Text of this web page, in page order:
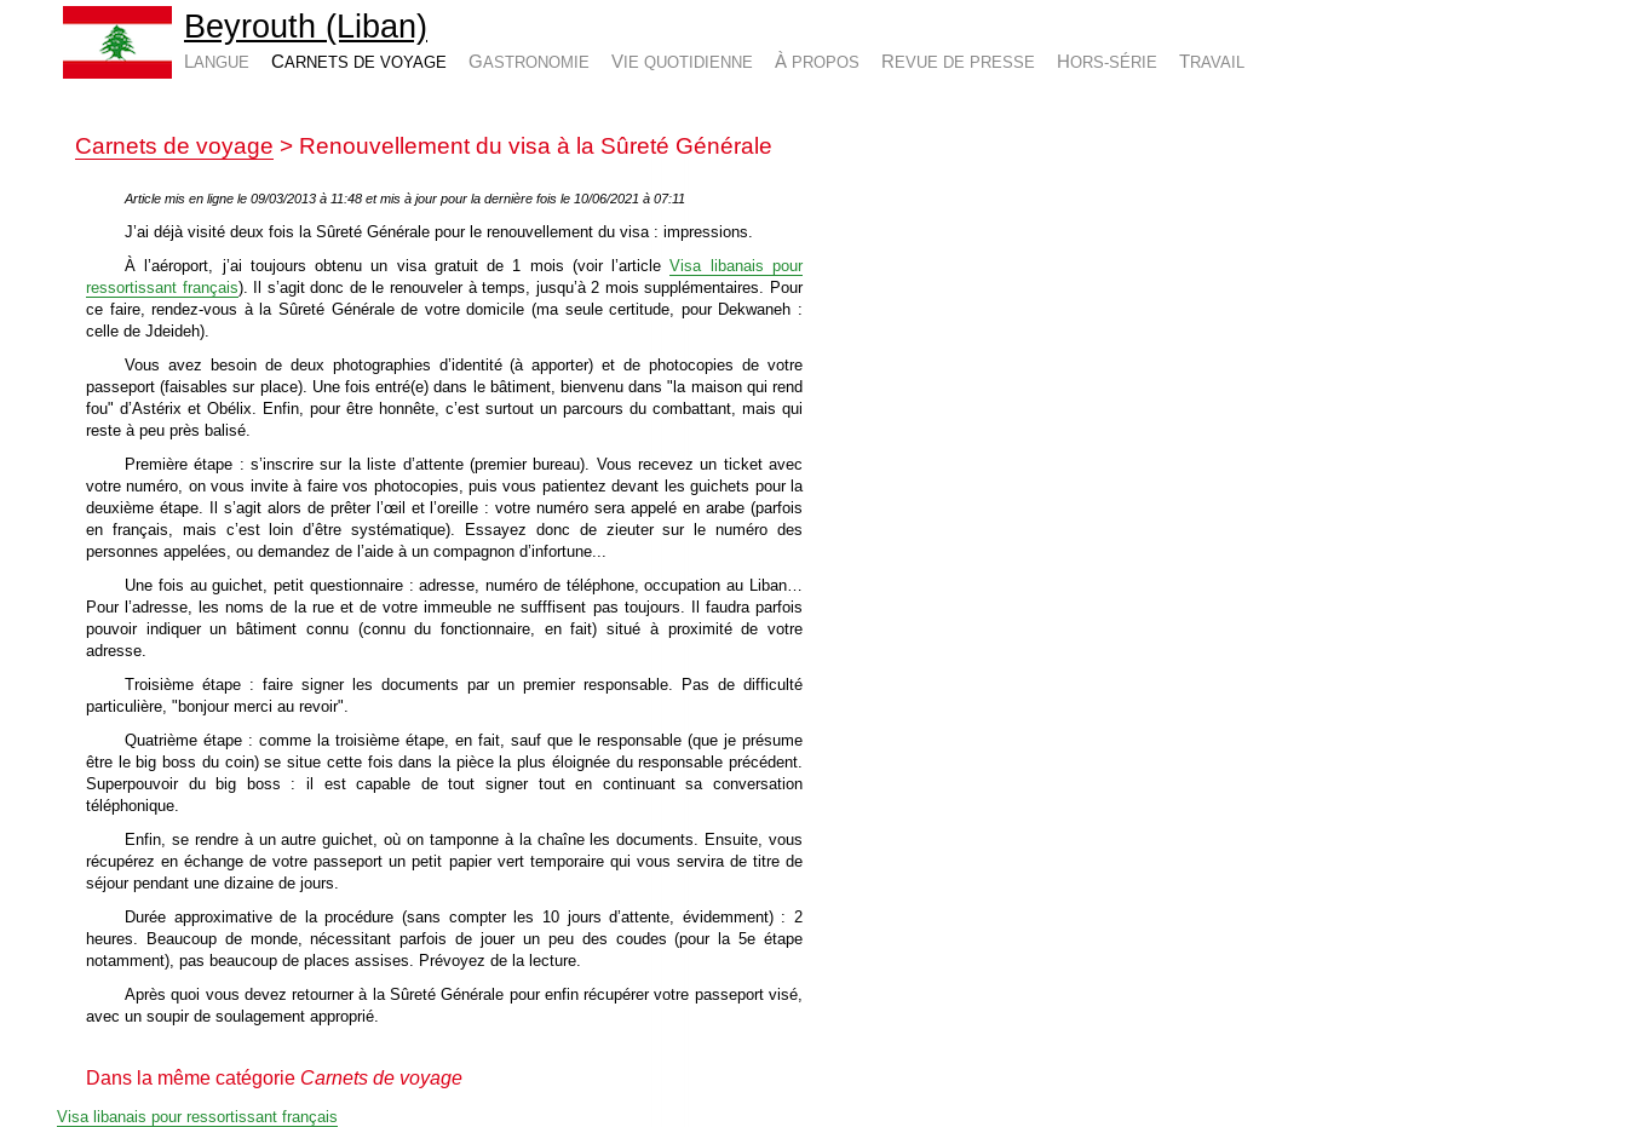
Beyrouth (Liban)
LANGUE CARNETS DE VOYAGE GASTRONOMIE VIE QUOTIDIENNE À PROPOS REVUE DE PRESSE HORS-SÉRIE TRAVAIL
Carnets de voyage > Renouvellement du visa à la Sûreté Générale
Article mis en ligne le 09/03/2013 à 11:48 et mis à jour pour la dernière fois le 10/06/2021 à 07:11
J’ai déjà visité deux fois la Sûreté Générale pour le renouvellement du visa : impressions.
À l’aéroport, j’ai toujours obtenu un visa gratuit de 1 mois (voir l’articleVisa libanais pour
ressortissant français). Il s’agit donc de le renouveler à temps, jusqu’à 2 mois supplémentaires. Pour
ce faire, rendez-vous à la Sûreté Générale de votre domicile (ma seule certitude, pour Dekwaneh :
celle de Jdeideh).
Vous avez besoin de deux photographies d’identité (à apporter) et de photocopies de votre
passeport (faisables sur place). Une fois entré(e) dans le bâtiment, bienvenu dans "la maison qui rend
fou" d’Astérix et Obélix. Enfin, pour être honnête, c’est surtout un parcours du combattant, mais qui
reste à peu près balisé.
Première étape : s’inscrire sur la liste d’attente (premier bureau). Vous recevez un ticket avec
votre numéro, on vous invite à faire vos photocopies, puis vous patientez devant les guichets pour la
deuxième étape. Il s’agit alors de prêter l’œil et l’oreille : votre numéro sera appelé en arabe (parfois
en français, mais c’est loin d’être systématique). Essayez donc de zieuter sur le numéro des
personnes appelées, ou demandez de l’aide à un compagnon d’infortune...
Une fois au guichet, petit questionnaire : adresse, numéro de téléphone, occupation au Liban…
Pour l’adresse, les noms de la rue et de votre immeuble ne sufffisent pas toujours. Il faudra parfois
pouvoir indiquer un bâtiment connu (connu du fonctionnaire, en fait) situé à proximité de votre
adresse.
Troisième étape : faire signer les documents par un premier responsable. Pas de difficulté
particulière, "bonjour merci au revoir".
Quatrième étape : comme la troisième étape, en fait, sauf que le responsable (que je présume
être le big boss du coin) se situe cette fois dans la pièce la plus éloignée du responsable précédent.
Superpouvoir du big boss : il est capable de tout signer tout en continuant sa conversation
téléphonique.
Enfin, se rendre à un autre guichet, où on tamponne à la chaîne les documents. Ensuite, vous
récupérez en échange de votre passeport un petit papier vert temporaire qui vous servira de titre de
séjour pendant une dizaine de jours.
Durée approximative de la procédure (sans compter les 10 jours d’attente, évidemment) : 2
heures. Beaucoup de monde, nécessitant parfois de jouer un peu des coudes (pour la 5e étape
notamment), pas beaucoup de places assises. Prévoyez de la lecture.
Après quoi vous devez retourner à la Sûreté Générale pour enfin récupérer votre passeport visé,
avec un soupir de soulagement approprié.
Dans la même catégorie Carnets de voyage
Visa libanais pour ressortissant français